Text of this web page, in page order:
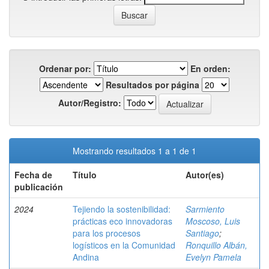
Ordenar por:
En orden:
Resultados por página
Autor/Registro:
Mostrando resultados 1 a 1 de 1
Fecha de
publicación
Título Autor(es)
2024
Tejiendo la sostenibilidad:
prácticas eco innovadoras
para los procesos
logísticos en la Comunidad
Andina
Sarmiento
Moscoso, Luis
Santiago;
Ronquillo Albán,
Evelyn Pamela